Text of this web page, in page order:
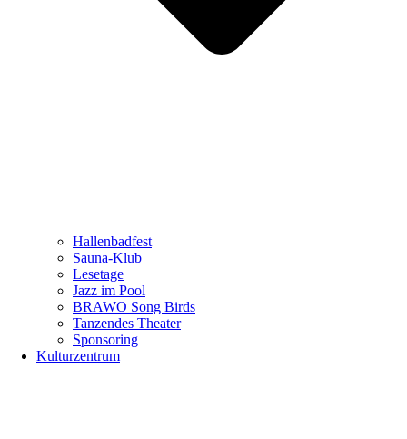
Hallenbadfest
Sauna-Klub
Lesetage
Jazz im Pool
BRAWO Song Birds
Tanzendes Theater
Sponsoring
Kulturzentrum